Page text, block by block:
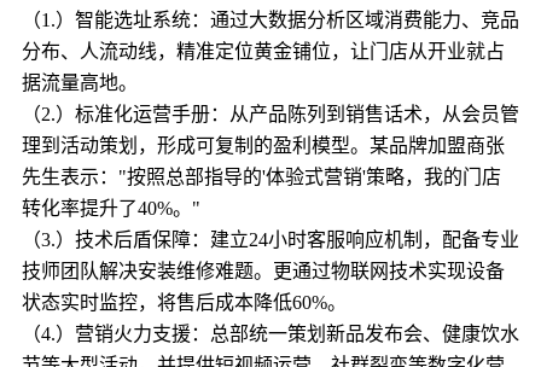
（1.）智能选址系统：通过大数据分析区域消费能力、竞品
分布、人流动线，精准定位黄金铺位，让门店从开业就占
据流量高地。
（2.）标准化运营手册：从产品陈列到销售话术，从会员管
理到活动策划，形成可复制的盈利模型。某品牌加盟商张
先生表示："按照总部指导的'体验式营销'策略，我的门店
转化率提升了40%。"
（3.）技术后盾保障：建立24小时客服响应机制，配备专业
技师团队解决安装维修难题。更通过物联网技术实现设备
状态实时监控，将售后成本降低60%。
（4.）营销火力支援：总部统一策划新品发布会、健康饮水